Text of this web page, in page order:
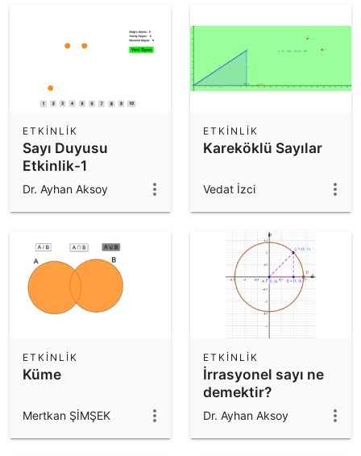
Sayı Duyusu
Etkinlik-1
ETKINLIK
Dr. Ayhan Aksoy
Kareköklü Sayılar
ETKINLIK
Vedat İzci
Küme
ETKINLIK
Mertkan ŞİMŞEK
İrrasyonel sayı ne
demektir?
ETKINLIK
Dr. Ayhan Aksoy